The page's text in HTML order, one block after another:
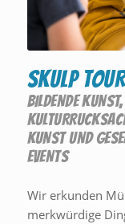
SKULP
BILDENDE KUNST
KUNST UND
EVENTS
Wir erkunden
merkwürdige